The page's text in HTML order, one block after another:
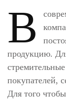
В
продукцию.
покупателей,
Для того